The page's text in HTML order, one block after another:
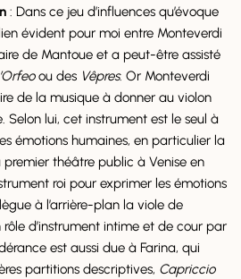
: Dans ce jeu d’influences qu’évoque
évident pour moi entre Monteverdi
de Mantoue et a peut-être assisté
ou des Vêpres. Or Monteverdi
de la musique à donner au violon
Selon lui, cet instrument est le seul à
émotions humaines, en particulier la
théâtre public à Venise en
roi pour exprimer les émotions
à l’arrière-plan la viole de
d’instrument intime et de cour par
est aussi due à Farina, qui
partitions descriptives, Capriccio